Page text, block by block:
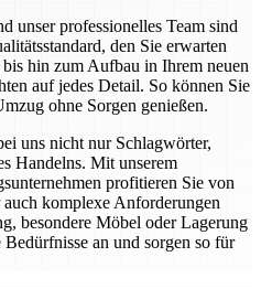
unser professionelles Team sind
den Sie erwarten
hin zum Aufbau in Ihrem neuen
auf jedes Detail. So können Sie
ohne Sorgen genießen.
uns nicht nur Schlagwörter,
Handelns. Mit unserem
profitieren Sie von
komplexe Anforderungen
besondere Möbel oder Lagerung
an und sorgen so für